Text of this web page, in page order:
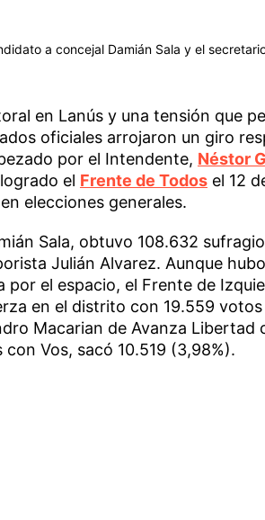
a concejal Damián Sala y el
en Lanús y una tensión que
oficiales arrojaron un giro
por el Intendente, Néstor
el Frente de Todosel 12
elecciones generales.
Sala, obtuvo 108.632
Julián Alvarez. Aunque
el espacio, el Frente de
en el distrito con 19.559 votos
Macarian de Avanza Libertad
con Vos, sacó 10.519 (3,98%).